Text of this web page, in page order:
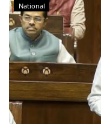
Leadership Profiles
Opinion
Politics
Magazine
National